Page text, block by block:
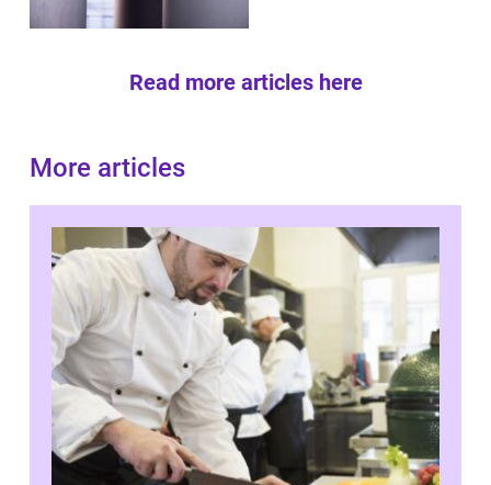
Read more articles here
More articles